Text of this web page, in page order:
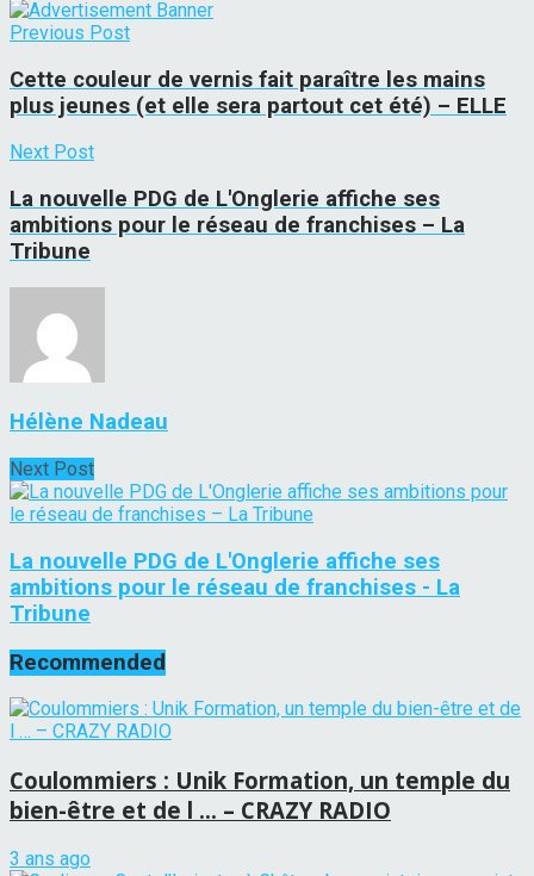
Previous Post
Cette couleur de vernis fait paraître les mains
plus jeunes (et elle sera partout cet été) – ELLE
Next Post
La nouvelle PDG de L'Onglerie affiche ses
ambitions pour le réseau de franchises – La
Tribune
Hélène Nadeau
Next Post
La nouvelle PDG de L'Onglerie affiche ses
ambitions pour le réseau de franchises - La
Tribune
Recommended
Coulommiers : Unik Formation, un temple du
bien-être et de l … – CRAZY RADIO
3 ans ago